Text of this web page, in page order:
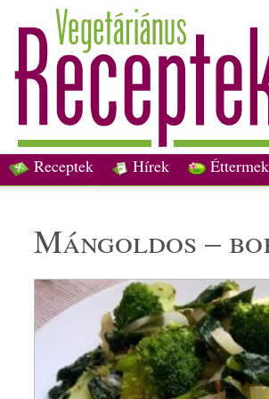
Receptek Hírek Éttermek
mángoldos –